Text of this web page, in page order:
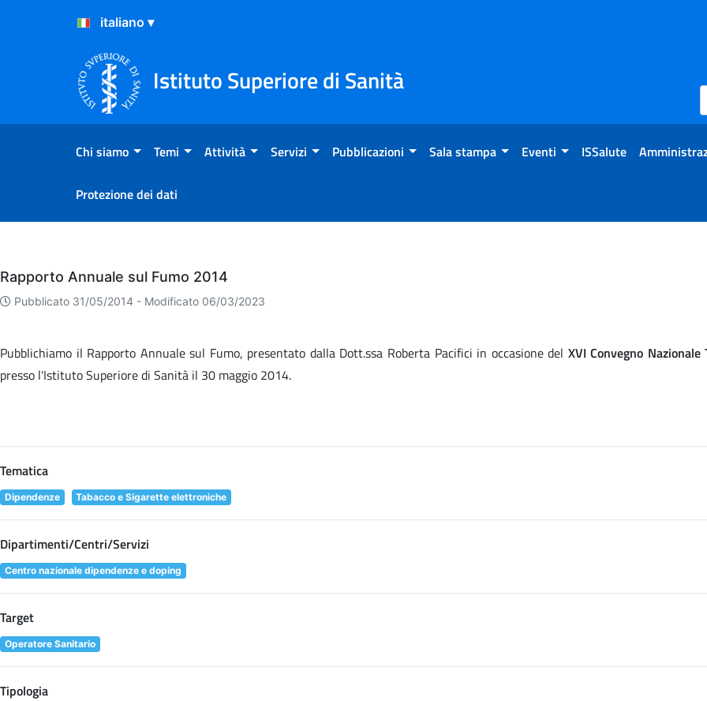
Salta al Contenuto
Salta al Footer
Istituto Superiore di Sanità
Chi siamo Temi Attività Servizi Pubblicazioni Sala stampa Eventi ISSalute
Protezione dei dati
Eventi
Rapporto Annuale sul Fumo 2014
Pubblicato 31/05/2014 - Modificato 06/03/2023
Pubblichiamo il Rapporto Annuale sul Fumo, presentato dalla Dott.ssa Roberta Pacifici in occasione del XVI Convegno
presso l'Istituto Superiore di Sanità il 30 maggio 2014.
Tematica
Dipendenze Tabacco e Sigarette elettroniche
Dipartimenti/Centri/Servizi
Centro nazionale dipendenze e doping
Target
Operatore Sanitario
Tipologia